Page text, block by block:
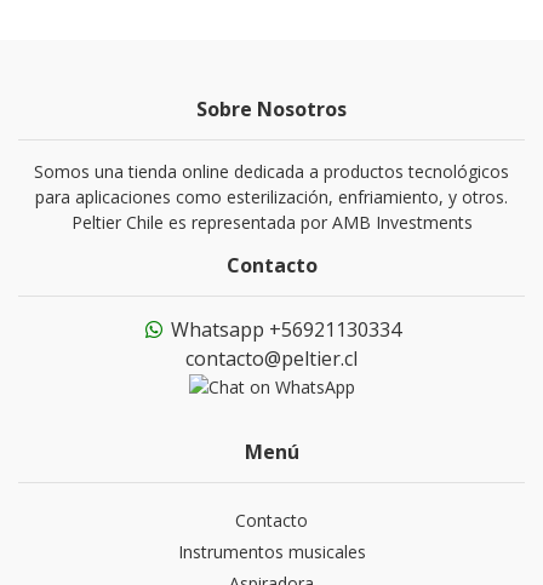
Sobre Nosotros
Somos una tienda online dedicada a productos tecnológicos
para aplicaciones como esterilización, enfriamiento, y otros.
Peltier Chile es representada por AMB Investments
Contacto
Whatsapp +56921130334
contacto@peltier.cl
Menú
Contacto
Instrumentos musicales